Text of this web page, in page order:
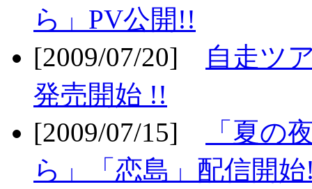
ら」PV公開!!
[2009/07/20]
自走ツ
発売開始 !!
[2009/07/15]
「夏の
ら」「恋島」配信開